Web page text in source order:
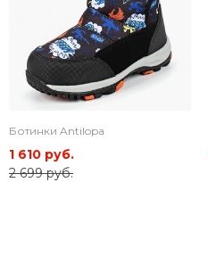
Ботинки Antilopa
1 610 руб.
2 699 руб.